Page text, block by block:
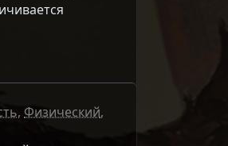
, Физический,